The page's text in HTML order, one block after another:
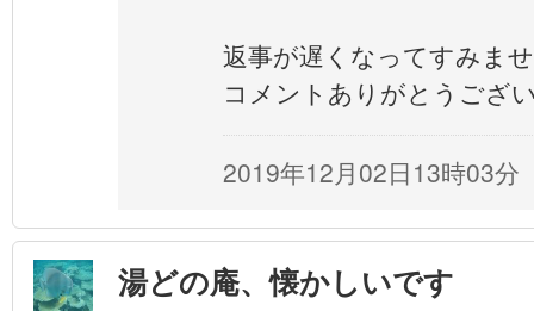
返事が遅くなってすみま
コメントありがとうござ
2019年12月02日13時03分
湯どの庵、懐かしいです